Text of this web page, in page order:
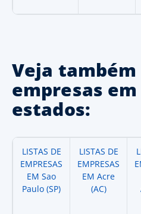
Veja
empresas
estados:
LISTAS DE
EMPRESAS
EM Sao
Paulo (SP)
LISTAS DE
EMPRESAS
EM Acre
(AC)